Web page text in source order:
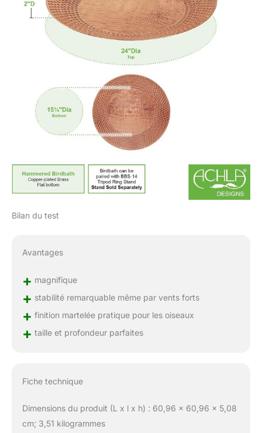
Bilan du test
Avantages
+ magnifique
+ stabilité remarquable même par vents forts
+ finition martelée pratique pour les oiseaux
+ taille et profondeur parfaites
Fiche technique
Dimensions du produit (L x l x h) : 60,96 x 60,96 x 5,08
cm; 3,51 kilogrammes